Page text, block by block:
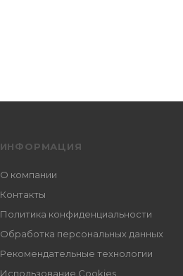
ИНФОРМАЦИЯ
О компании
Контакты
Политика конфиденциальности
Обработка персональных данных
Рекомендательные технологии
Использование Cookies